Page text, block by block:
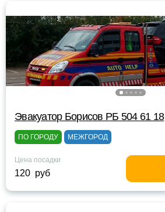
Эвакуатор Борисов РБ 504 61 18
ПО ГОРОДУ МЕЖГОРОД
Цена посадки
120 руб